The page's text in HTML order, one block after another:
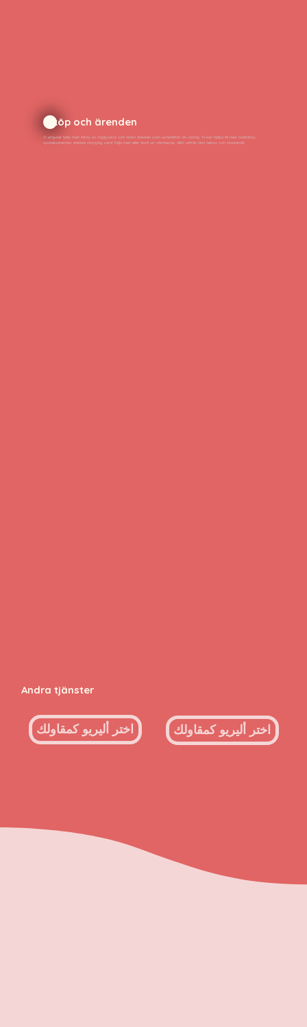
Inköp och ärenden
Vi erbjuder hjälp med inköp av dagligvaror och andra ärenden som underlättar din vardag. Vi kan hjälpa till med matinköp,
apoteksärenden, enklare shopping samt följa med eller bistå vid vårdbesök, alltid utifrån dina behov och önskemål.
Andra tjänster
اختر أليريو كمقاولك اختر أليريو كمقاولك